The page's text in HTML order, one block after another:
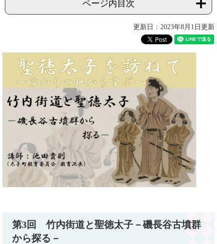
ページ内目次
更新日：2023年8月1日更新
第3回 竹内街道と聖徳太子－磯長谷古墳群
から探る－